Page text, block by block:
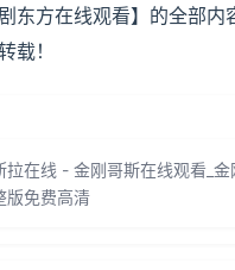
东方在线观看】的全部内
载！
拉在线 - 金刚哥斯在线观看_金
版免费高清